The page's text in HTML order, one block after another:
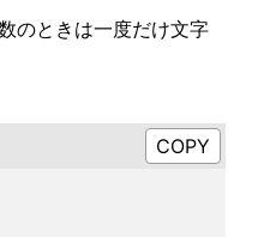
のときは一度だけ文字